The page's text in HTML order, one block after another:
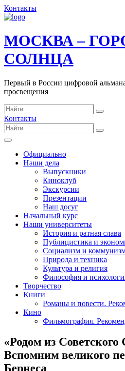
Контакты
МОСКВА –
СОЛНЦА
Первый в России цифровой
просвещения
Контакты
Официально
Наши дела
Выпускники
Киноклуб
Экскурсии
Презентации
Наш досуг
Начальный курс
Наши университеты
История и ратная слава
Публицистика и
Социализм и
Природа и техника
Культура и религия
Философия и
Творчество
Книги
Романы и повести.
Кино
Фильмография.
«Родом из Советского
Вспомним великого
Бернеса